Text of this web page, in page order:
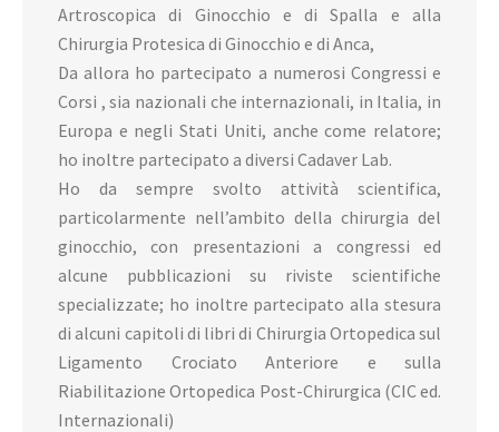
Artroscopica di Ginocchio e di Spalla e alla
Chirurgia Protesica di Ginocchio e di Anca,
Da allora ho partecipato a numerosi Congressi e
Corsi , sia nazionali che internazionali, in Italia, in
Europa e negli Stati Uniti, anche come relatore;
ho inoltre partecipato a diversi Cadaver Lab.
Ho da sempre svolto attività scientifica,
particolarmente nell’ambito della chirurgia del
ginocchio, con presentazioni a congressi ed
alcune pubblicazioni su riviste scientifiche
specializzate; ho inoltre partecipato alla stesura
di alcuni capitoli di libri di Chirurgia Ortopedica sul
Ligamento Crociato Anteriore e sulla
Riabilitazione Ortopedica Post-Chirurgica (CIC ed.
Internazionali)